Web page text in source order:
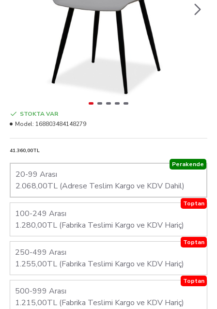
41.360,00TL
20-99 Arası
2.068,00TL (Adrese Teslim Kargo ve KDV Dahil)
Perakende
100-249 Arası
1.280,00TL (Fabrika Teslimi Kargo ve KDV Hariç)
Toptan
250-499 Arası
1.255,00TL (Fabrika Teslimi Kargo ve KDV Hariç)
Toptan
500-999 Arası
1.215,00TL (Fabrika Teslimi Kargo ve KDV Hariç)
Toptan
STOKTA VAR
Model: 168803484148279